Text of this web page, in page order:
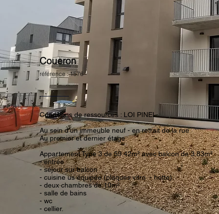
Coueron
référence : 1576
Conditions de ressources : LOI PINEL
Au sein d'un immeuble neuf - en retrait de la rue
Au premier et dernier étage.
Appartement Type 3 de 59.42m² avec balcon de 3.83m²
- entrée
- séjour sur balcon
- cuisine us équipée (plaques vitro - hotte)
- deux chambres de 10m²
- salle de bains
- wc
- cellier.